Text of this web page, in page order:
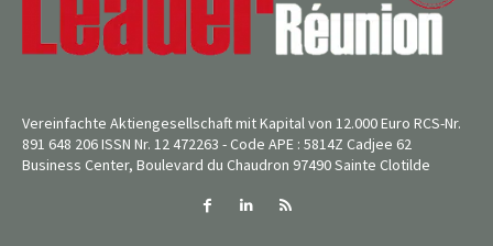
Vereinfachte Aktiengesellschaft mit Kapital von 12.000 Euro RCS-Nr.
891 648 206 ISSN Nr. 12 472263 - Code APE : 5814Z Cadjee 62
Business Center, Boulevard du Chaudron 97490 Sainte Clotilde